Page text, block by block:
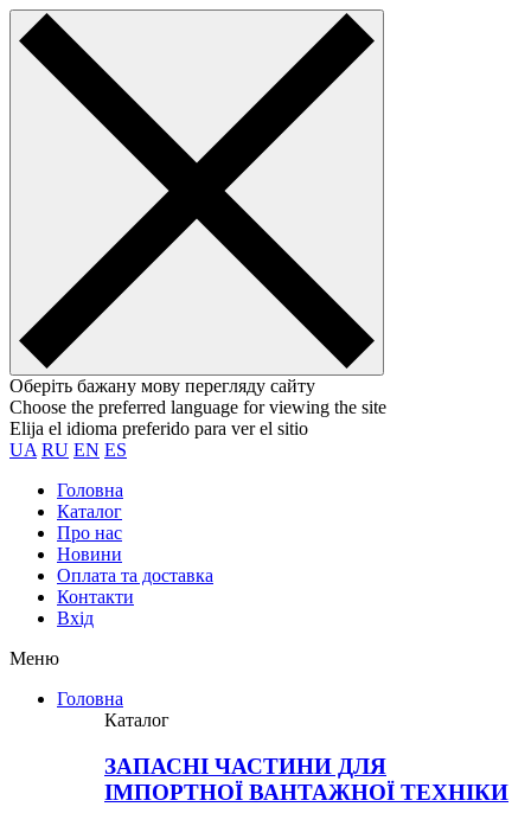
Оберіть бажану мову перегляду сайту
Choose the preferred language for viewing the site
Elija el idioma preferido para ver el sitio
UA RU EN ES
Головна
Каталог
Про нас
Новини
Оплата та доставка
Контакти
Вхiд
Меню
Головна
Каталог
ЗАПАСНІ ЧАСТИНИ ДЛЯ
ІМПОРТНОЇ ВАНТАЖНОЇ ТЕХНІКИ